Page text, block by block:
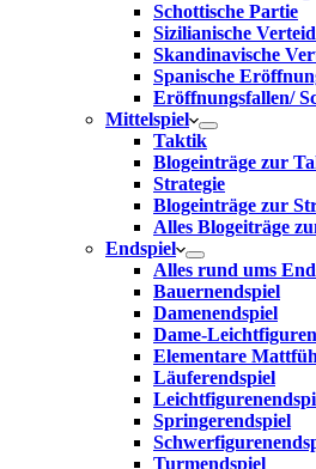
Schottische Partie
Sizilianische
Skandinavische
Spanische
Eröffnungsfallen/
Mittelspiel
Taktik
Blogeinträge zur
Strategie
Blogeinträge zur
Alles Blogeiträge
Endspiel
Alles rund ums
Bauernendspiel
Damenendspiel
Dame-
Elementare
Läuferendspiel
Springerendspiel
Turmendspiel